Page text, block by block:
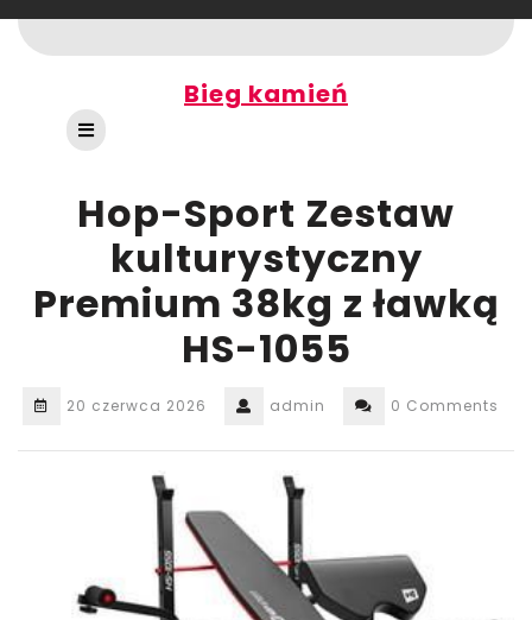
to
content
Bieg kamień
Open
Button
Hop-Sport Zestaw
kulturystyczny
Premium 38kg z ławką
HS-1055
20 czerwca 2026 admin 0 Comments